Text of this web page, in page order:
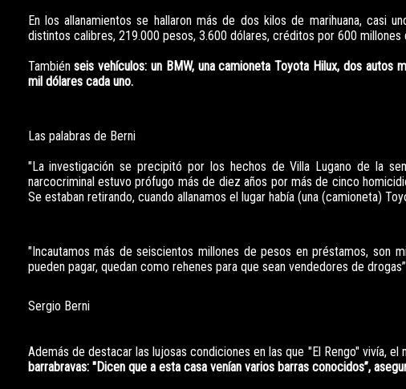
En los allanamientos se hallaron más de dos kilos de marihuana, casi
distintos calibres, 219.000 pesos, 3.600 dólares, créditos por 600
Tambiénseis vehículos: un BMW, una camioneta Toyota Hilux, dos
mil dólares cada uno.
Las palabras de Berni
"La investigación se precipitó por los hechos de Villa Lugano de la
narcocriminal estuvo prófugo más de diez años por más de cinco
Se estaban retirando, cuando allanamos el lugar había (una (camioneta)
"Incautamos más de seiscientos millones de pesos en préstamos, son
pueden pagar, quedan como rehenes para que sean vendedores de drogas”
Sergio Berni
Además de destacar las lujosas condiciones en las que "El Rengo" vivía, el
barrabravas: "Dicen que a esta casa venían varios barras conocidos”,